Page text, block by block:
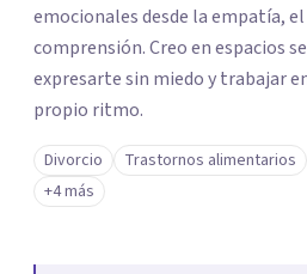
emocionales desde la empatía,
comprensión. Creo en espacios
expresarte sin miedo y trabajar
propio ritmo.
Divorcio Trastornos alimentarios
+4 más